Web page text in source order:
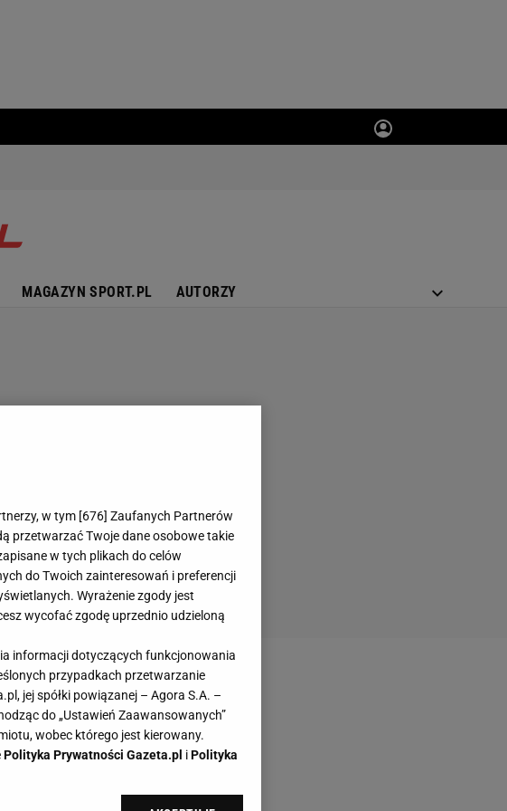
MAGAZYN SPORT.PL AUTORZY
w tym [676] Zaufanych Partnerów
przetwarzać Twoje dane osobowe takie
w tych plikach do celów
do Twoich zainteresowań i preferencji
Wyrażenie zgody jest
wycofać zgodę uprzednio udzieloną
informacji dotyczących funkcjonowania
przypadkach przetwarzanie
jej spółki powiązanej – Agora S.A. –
do „Ustawień Zaawansowanych”
wobec którego jest kierowany.
Polityka Prywatności Gazeta.pl iPolityka